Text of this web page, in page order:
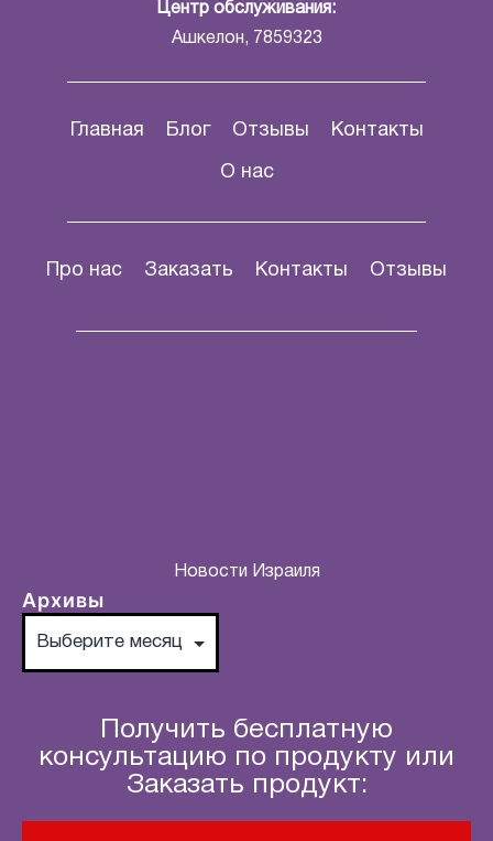
Центр обслуживания:
Ашкелон, 7859323
Главная Блог Отзывы Контакты
О нас
Про нас Заказать Контакты Отзывы
Новости Израиля
Архивы
Получить бесплатную
консультацию по продукту или
Заказать продукт: